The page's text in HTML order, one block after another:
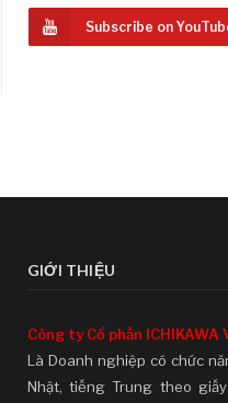
Subscribe on
GIỚI THIỆU
Công ty Cổ phần ICHIKAWA
Là Doanh nghiệp có chức
Nhật, tiếng Trung theo